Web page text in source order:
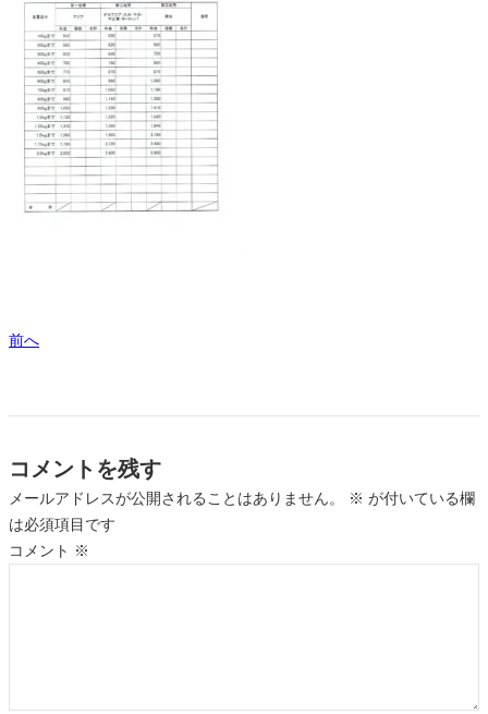
前へ
コメントを残す
メールアドレスが公開されることはありません。 ※ が付いている欄
は必須項目です
コメント ※